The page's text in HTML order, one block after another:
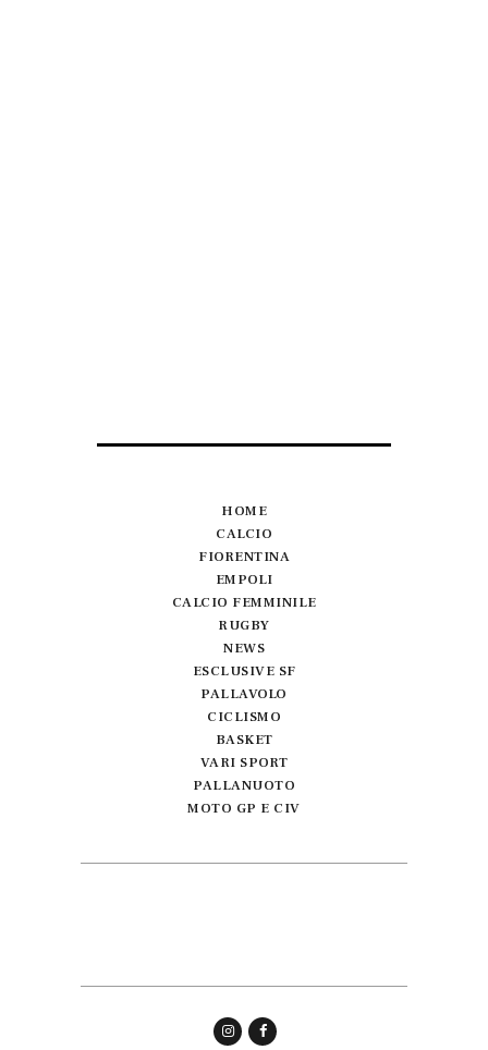
HOME
CALCIO
FIORENTINA
EMPOLI
CALCIO FEMMINILE
RUGBY
NEWS
ESCLUSIVE SF
PALLAVOLO
CICLISMO
BASKET
VARI SPORT
PALLANUOTO
MOTO GP E CIV